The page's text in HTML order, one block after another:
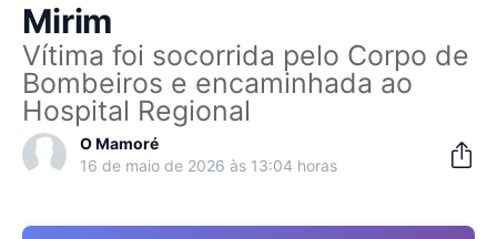
Mirim
Vítima foi socorrida pelo Corpo de
Bombeiros e encaminhada ao
Hospital Regional
O Mamoré
16 de maio de 2026 às 13:04 horas